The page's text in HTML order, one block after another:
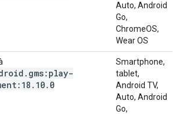
Auto, Android
Go,
ChromeOS,
Wear OS
. gms:play-
. 10. 0
Smartphone,
tablet,
Android TV,
Auto, Android
Go,